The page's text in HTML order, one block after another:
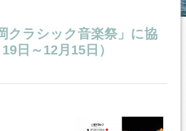
クラシック音楽祭」に協
日～12月15日）